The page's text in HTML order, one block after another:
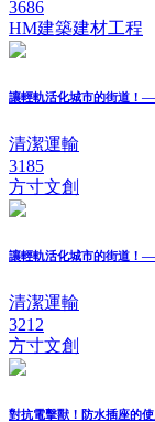
3686
HM建築建材工程
讓輕軌活化城市的街道！
清潔運輸
3185
方寸文創
讓輕軌活化城市的街道！
清潔運輸
3212
方寸文創
對抗電擊獸！防水插座的